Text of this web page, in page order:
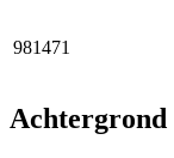
981471
Achtergrond